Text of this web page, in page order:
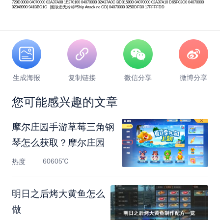
729D0008 04070000 02A37A08 1E270100 04070000 02A37A0C BD015800 04070000 02A37A10 D65F03C0 04070000
02348990 941BBC1C [船攻击无冷却//Ship Attack no CD] 04070000 025BDFB0 17FFFFDD
生成海报 复制链接 微信分享 微博分享
您可能感兴趣的文章
摩尔庄园手游草莓三角钢
琴怎么获取？摩尔庄园
热度 60605℃
明日之后烤大黄鱼怎么
做